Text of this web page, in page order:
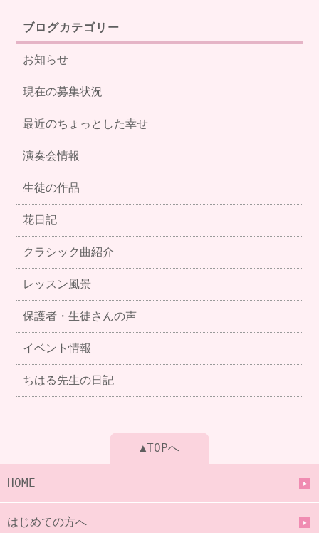
ブログカテゴリー
お知らせ
現在の募集状況
最近のちょっとした幸せ
演奏会情報
生徒の作品
花日記
クラシック曲紹介
レッスン風景
保護者・生徒さんの声
イベント情報
ちはる先生の日記
▲TOPへ
HOME
はじめての方へ